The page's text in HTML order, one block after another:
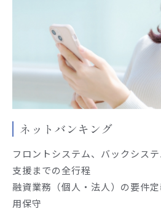
ネットバンキング
フロントシステム、バックシス
支援までの全行程
融資業務（個人・法人）の要件
用保守